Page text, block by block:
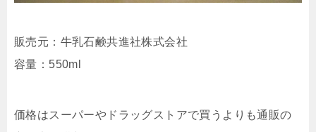
販売元：牛乳石鹸共進社株式会社
容量：550ml
価格はスーパーやドラッグストアで買うよりも通販の